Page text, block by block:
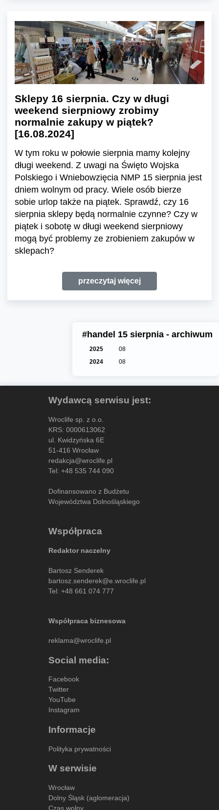
Sklepy 16 sierpnia. Czy w długi
weekend sierpniowy zrobimy
normalnie zakupy w piątek?
[16.08.2024]
W tym roku w połowie sierpnia mamy kolejny
długi weekend. Z uwagi na Święto Wojska
Polskiego i Wniebowzięcia NMP 15 sierpnia jest
dniem wolnym od pracy. Wiele osób bierze
sobie urlop także na piątek. Sprawdź, czy 16
sierpnia sklepy będą normalnie czynne? Czy w
piątek i sobotę w długi weekend sierpniowy
mogą być problemy ze zrobieniem zakupów w
sklepach?
przeczytaj więcej
#handel 15 sierpnia - archiwum
2025
08
2024
08
Wydawcą serwisu jest:
Wroclife sp. z o.o.
KRS: 0000613062
ul. Kwidzyńska 6E
51-416 Wrocław
redakcja@wroclife.pl
Tel: +48 535 744 090
Dofinansowano z Budżetu
Województwa Dolnośląskiego
Współpraca
Redaktor naczelny
Bartosz Senderek
bartosz.senderek@e.wroclife.pl
Tel: +48 661 074 777
Współpraca biznesowa
reklama@wroclife.pl
Social media:
Facebook
Twitter
YouTube
Instagram
Informacje
Polityka prywatności
W serwisie
Wrocław
Dolny Śląsk (aglomeracja)
Czas wolny